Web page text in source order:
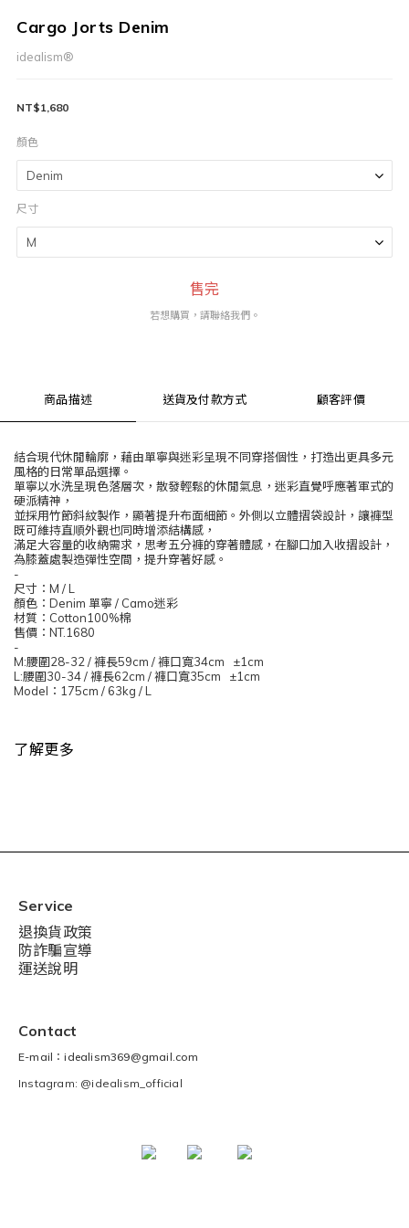
Cargo Jorts Denim
idealism®
NT$1,680
顏色
尺寸
售完
若想購買，請聯絡我們。
商品描述 送貨及付款方式 顧客評價
結合現代休閒輪廓，藉由單寧與迷彩呈現不同穿搭個性，打造出更具多元
風格的日常單品選擇。
單寧以水洗呈現色落層次，散發輕鬆的休閒氣息，迷彩直覺呼應著軍式的
硬派精神，
並採用竹節斜紋製作，顯著提升布面細節。外側以立體摺袋設計，讓褲型
既可維持直順外觀也同時增添結構感，
滿足大容量的收納需求，思考五分褲的穿著體感，在腳口加入收摺設計，
為膝蓋處製造彈性空間，提升穿著好感。
-
尺寸： M / L
顏色： Denim 單寧 / Camo迷彩
材質： Cotton100%棉
售價： NT.1680
-
M:腰圍28-32 /褲長59cm /褲口寬34cm ±1cm
L:腰圍30-34 /褲長62cm /褲口寬35cm ±1cm
Model ： 175cm / 63kg / L
了解更多
Service
退換貨政策
防詐騙宣導
運送說明
Contact
E-mail：idealism369@gmail.com
Instagram: @idealism_official